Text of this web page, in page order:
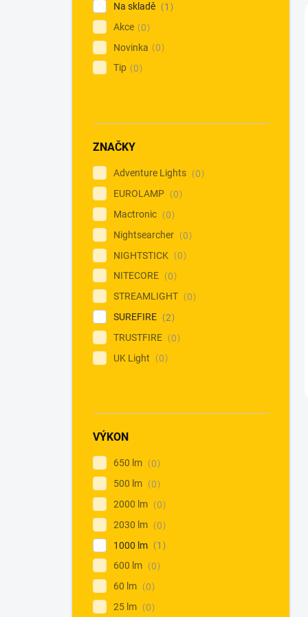
Na skladě
1
Akce
0
Novinka
0
Tip
0
ZNAČKY
Adventure Lights
0
EUROLAMP
0
Mactronic
0
Nightsearcher
0
NIGHTSTICK
0
NITECORE
0
STREAMLIGHT
0
SUREFIRE
2
TRUSTFIRE
0
UK Light
0
VÝKON
650 lm
0
500 lm
0
2000 lm
0
2030 lm
0
1000 lm
1
600 lm
0
60 lm
0
25 lm
0